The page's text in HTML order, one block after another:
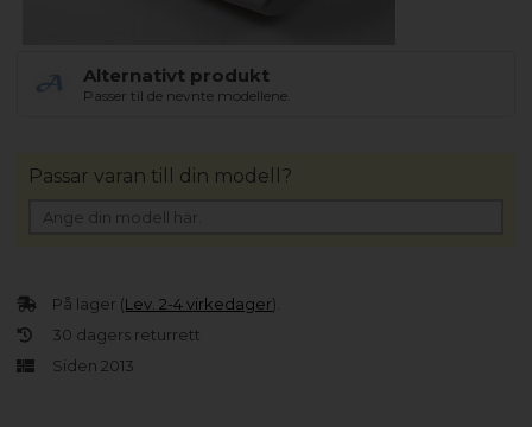
Alternativt produkt
Passer til de nevnte modellene.
På lager (Lev. 2-4 virkedager).
30 dagers returrett
Siden 2013
Passar varan till din modell?